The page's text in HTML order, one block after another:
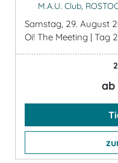
M.A.U. Club,
Samstag, 29. August
Oi! The Meeting | Tag
ab